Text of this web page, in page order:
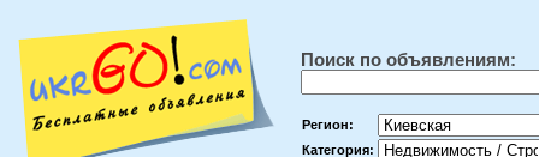
Поиск по объявлениям:
Регион:
Категория: